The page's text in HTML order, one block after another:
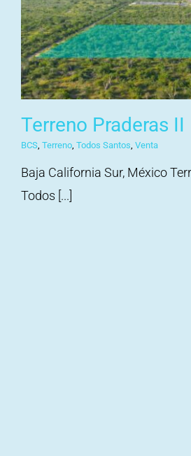
Terreno Praderas II
BCS, Terreno, Todos Santos, Venta
Baja California Sur, México
Todos [...]